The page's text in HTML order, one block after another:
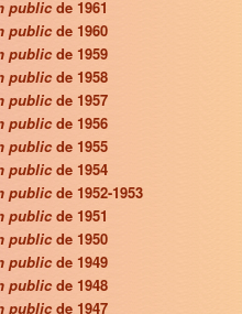
publicde 1961
publicde 1960
publicde 1959
publicde 1958
publicde 1957
publicde 1956
publicde 1955
publicde 1954
publicde 1952-1953
publicde 1951
publicde 1950
publicde 1949
publicde 1948
publicde 1947